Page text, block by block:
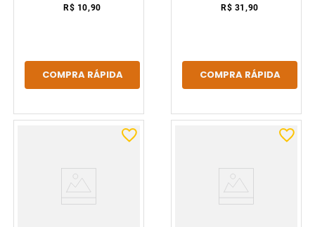
R$ 10,90
COMPRA RÁPIDA
R$ 31,90
COMPRA RÁPIDA